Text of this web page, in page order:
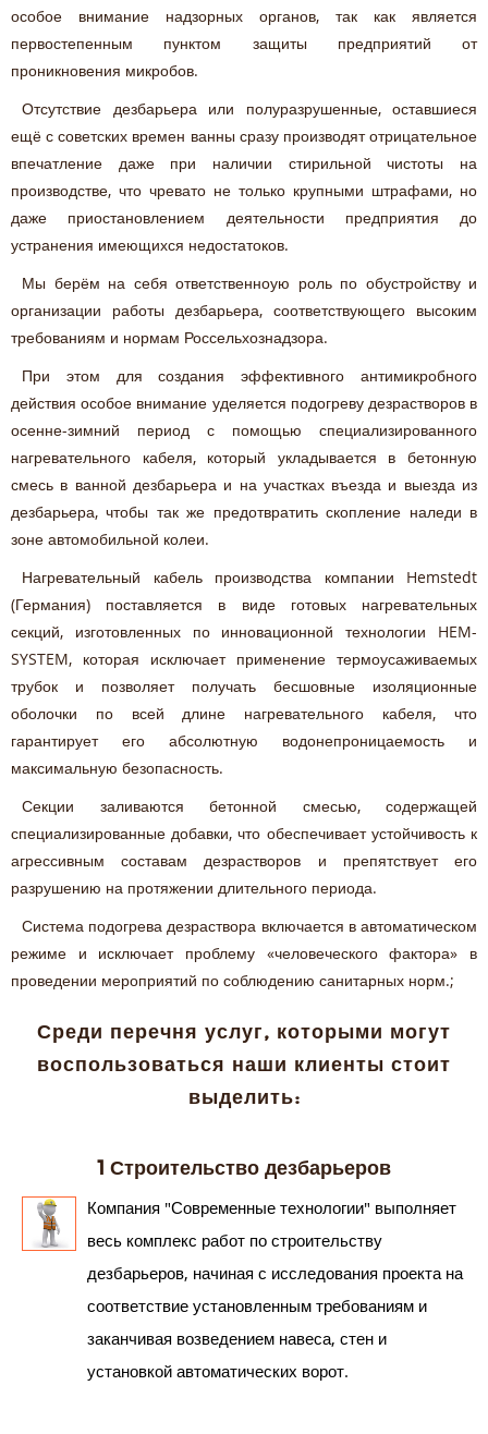
особое внимание надзорных органов, так как является
первостепенным пунктом защиты предприятий от
проникновения микробов.
Отсутствие дезбарьера или полуразрушенные, оставшиеся
ещё с советских времен ванны сразу производят отрицательное
впечатление даже при наличии стирильной чистоты на
производстве, что чревато не только крупными штрафами, но
даже приостановлением деятельности предприятия до
устранения имеющихся недостатоков.
Мы берём на себя ответственноую роль по обустройству и
организации работы дезбарьера, соответствующего высоким
требованиям и нормам Россельхознадзора.
При этом для создания эффективного антимикробного
действия особое внимание уделяется подогреву дезрастворов в
осенне-зимний период с помощью специализированного
нагревательного кабеля, который укладывается в бетонную
смесь в ванной дезбарьера и на участках въезда и выезда из
дезбарьера, чтобы так же предотвратить скопление наледи в
зоне автомобильной колеи.
Нагревательный кабель производства компании Hemstedt
(Германия) поставляется в виде готовых нагревательных
секций, изготовленных по инновационной технологии HEM-
SYSTEM, которая исключает применение термоусаживаемых
трубок и позволяет получать бесшовные изоляционные
оболочки по всей длине нагревательного кабеля, что
гарантирует его абсолютную водонепроницаемость и
максимальную безопасность.
Секции заливаются бетонной смесью, содержащей
специализированные добавки, что обеспечивает устойчивость к
агрессивным составам дезрастворов и препятствует его
разрушению на протяжении длительного периода.
Система подогрева дезраствора включается в автоматическом
режиме и исключает проблему «человеческого фактора» в
проведении мероприятий по соблюдению санитарных норм.;
Среди перечня услуг, которыми могут
воспользоваться наши клиенты стоит
выделить:
1 Строительство дезбарьеров
Компания "Современные технологии" выполняет
весь комплекс работ по строительству
дезбарьеров, начиная с исследования проекта на
соответствие установленным требованиям и
заканчивая возведением навеса, стен и
установкой автоматических ворот.